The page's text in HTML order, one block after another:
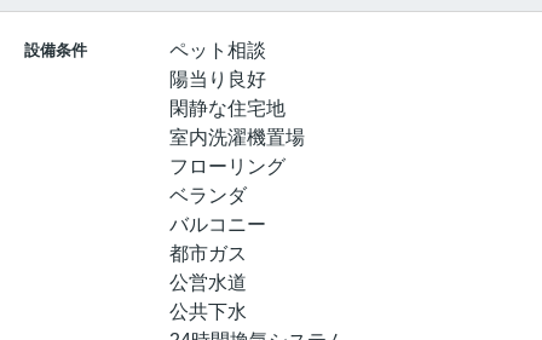
設備条件
ペット相談
陽当り良好
閑静な住宅地
室内洗濯機置場
フローリング
ベランダ
バルコニー
都市ガス
公営水道
公共下水